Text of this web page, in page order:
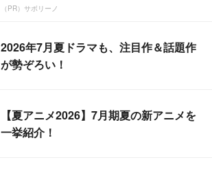
（PR）サボリーノ
2026年7月夏ドラマも、注目作＆話題作
が勢ぞろい！
【夏アニメ2026】7月期夏の新アニメを
一挙紹介！